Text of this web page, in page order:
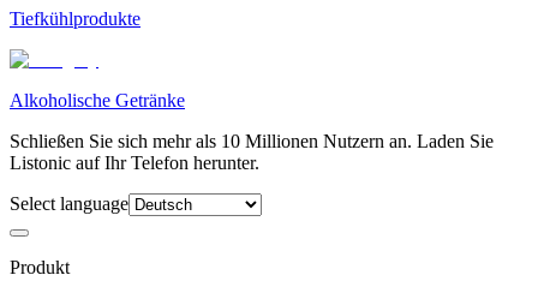
Tiefkühlprodukte
Alkoholische Getränke
Schließen Sie sich mehr als 10 Millionen Nutzern an. Laden Sie
Listonic auf Ihr Telefon herunter.
Select language
Produkt